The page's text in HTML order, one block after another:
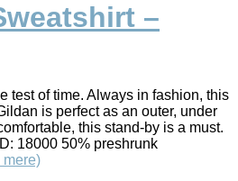
–
test of time. Always in fashion, this
is perfect as an outer, under
this stand-by is a must.
18000 50% preshrunk